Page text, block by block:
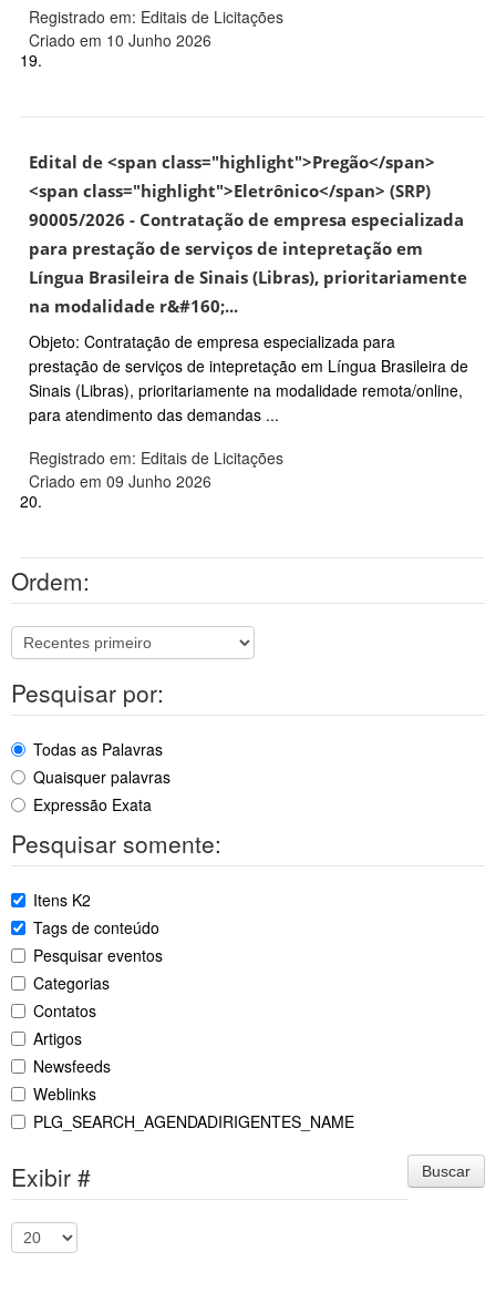
Registrado em: Editais de Licitações
Criado em 10 Junho 2026
19.
Edital de <span class="highlight">Pregão</span>
<span class="highlight">Eletrônico</span> (SRP)
90005/2026 - Contratação de empresa especializada
para prestação de serviços de intepretação em
Língua Brasileira de Sinais (Libras), prioritariamente
na modalidade r&#160;...
Objeto: Contratação de empresa especializada para
prestação de serviços de intepretação em Língua Brasileira de
Sinais (Libras), prioritariamente na modalidade remota/online,
para atendimento das demandas ...
Registrado em: Editais de Licitações
Criado em 09 Junho 2026
20.
Ordem:
Pesquisar por:
Todas as Palavras
Quaisquer palavras
Expressão Exata
Pesquisar somente:
Itens K2
Tags de conteúdo
Pesquisar eventos
Categorias
Contatos
Artigos
Newsfeeds
Weblinks
PLG_SEARCH_AGENDADIRIGENTES_NAME
Buscar
Exibir #